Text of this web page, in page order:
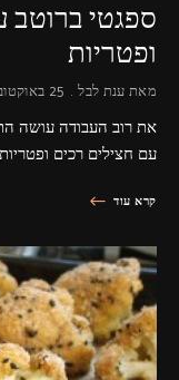
ספגטי ברוטב
ופטריות
מאתענת לבל 25 באוקטובר 2012
את רוב העבודה עושה
עם חצילים רכים
קרא עוד